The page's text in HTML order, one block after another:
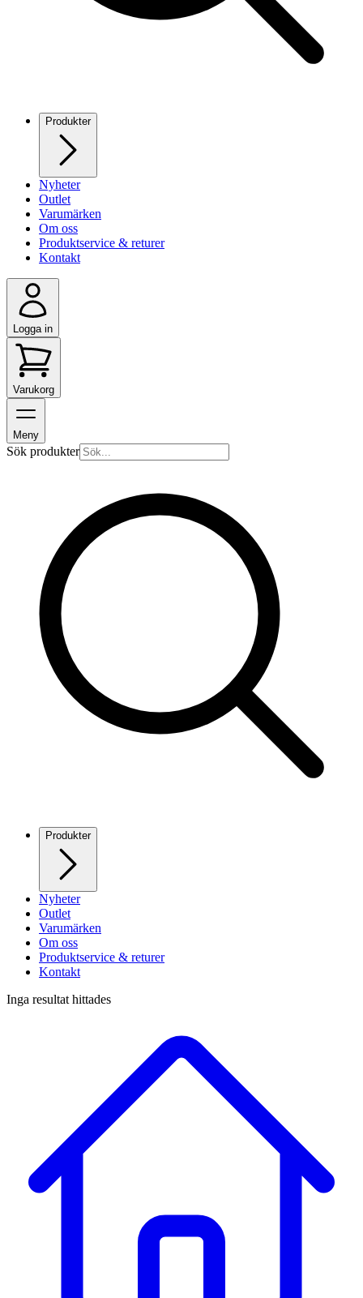
Produkter
Nyheter
Outlet
Varumärken
Om oss
Produktservice & returer
Kontakt
Logga in
Varukorg
Meny
Sök produkter
Produkter
Nyheter
Outlet
Varumärken
Om oss
Produktservice & returer
Kontakt
Inga resultat hittades